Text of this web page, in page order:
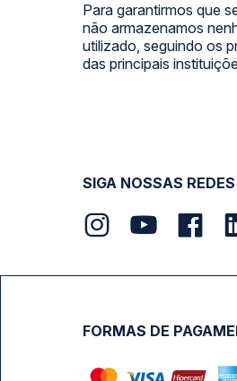
Para garantirmos que
não armazenamos
utilizado, seguindo os
das principais
SIGA NOSSAS
FORMAS DE